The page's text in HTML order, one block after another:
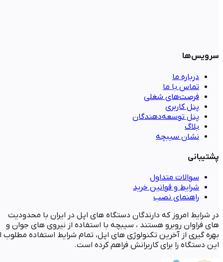
سرویس‌ها
درباره ما
تماس با ما
فرصت‌های شغلی
پنل کاربری
پنل توسعه‌دهندگان
بلاگ
نشان سیبچه
پشتیبانی
سوالات متداول
شرایط و قوانین خرید
راهنمای نصب
در شرایط امروز که دارندگان دستگاه های اپل در ایران با محدودیت
های فراوان روبرو هستند ، سیبچه با استفاده از نیروی های جوان و
بهره گیری از آخرین تکنولوژی های اپل، تمام شرایط استفاده مطلوب
این دستگاه را برای کاربرانش فراهم کرده است.